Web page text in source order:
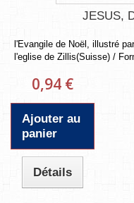
JESUS,
l'Evangile de Noël, illustré
l'eglise de Zillis(Suisse) /
0,94 €
Ajouter au
panier
Détails